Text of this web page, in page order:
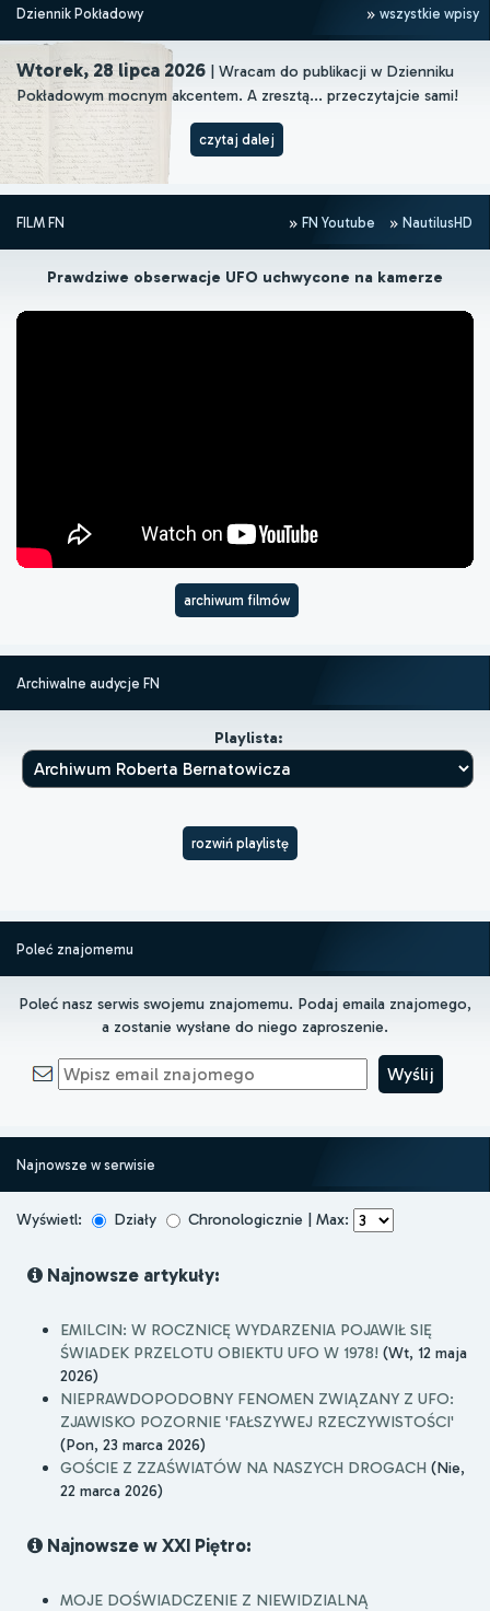
Dziennik Pokładowy wszystkie wpisy
Wtorek, 28 lipca 2026 | Wracam do publikacji w Dzienniku
Pokładowym mocnym akcentem. A zresztą... przeczytajcie sami!
czytaj dalej
FILM FN FN Youtube NautilusHD
Prawdziwe obserwacje UFO uchwycone na kamerze
archiwum filmów
Archiwalne audycje FN
Playlista:
rozwiń playlistę
Poleć znajomemu
Poleć nasz serwis swojemu znajomemu. Podaj emaila znajomego,
a zostanie wysłane do niego zaproszenie.
Najnowsze w serwisie
Wyświetl: Działy Chronologicznie | Max:
Najnowsze artykuły:
EMILCIN: W ROCZNICĘ WYDARZENIA POJAWIŁ SIĘ
ŚWIADEK PRZELOTU OBIEKTU UFO W 1978! (Wt, 12 maja
2026)
NIEPRAWDOPODOBNY FENOMEN ZWIĄZANY Z UFO:
ZJAWISKO POZORNIE 'FAŁSZYWEJ RZECZYWISTOŚCI'
(Pon, 23 marca 2026)
GOŚCIE Z ZZAŚWIATÓW NA NASZYCH DROGACH (Nie,
22 marca 2026)
Najnowsze w XXI Piętro:
MOJE DOŚWIADCZENIE Z NIEWIDZIALNĄ